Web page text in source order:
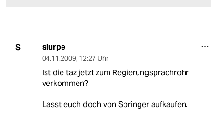
S slurpe
04.11.2009, 12:27 Uhr
Ist die taz jetzt zum Regierungsprachrohr
verkommen?
Lasst euch doch von Springer aufkaufen.